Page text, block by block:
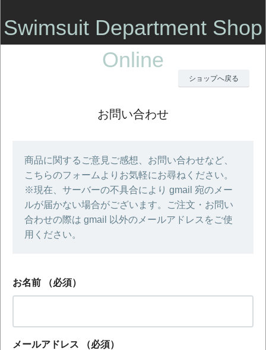
Swimsuit Department Shop
Online
ショップへ戻る
お問い合わせ
商品に関するご意見ご感想、お問い合わせなど、
こちらのフォームよりお気軽にお尋ねください。
※現在、サーバーの不具合により gmail 宛のメー
ルが届かない場合がございます。ご注文・お問い
合わせの際は gmail 以外のメールアドレスをご使
用ください。
お名前 （必須）
メールアドレス （必須）